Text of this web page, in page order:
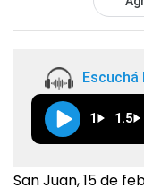
1 1.5
San Juan, 15 de